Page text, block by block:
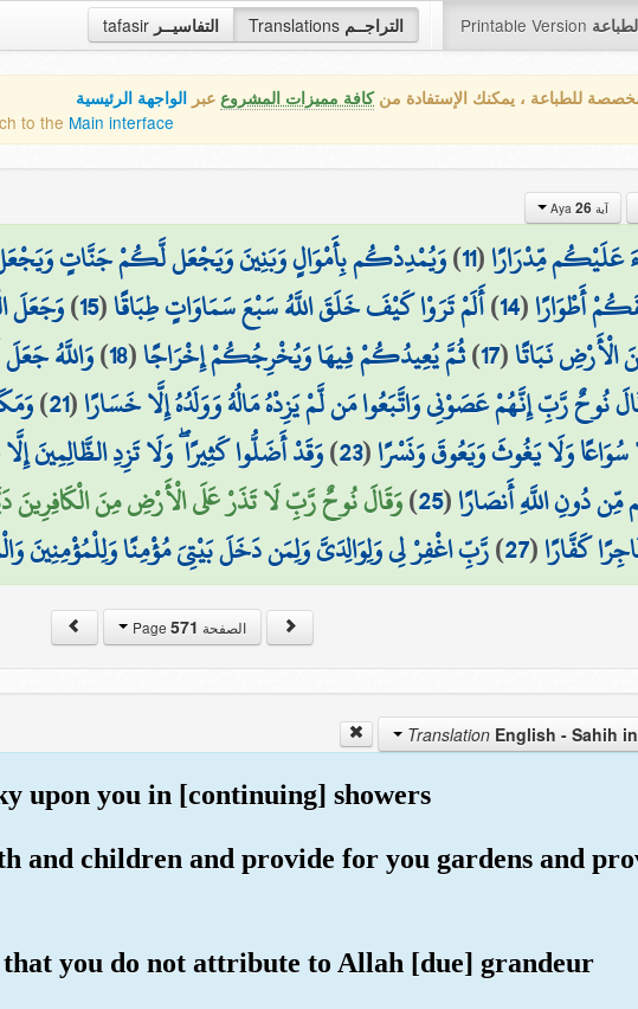
tafasir التفاسيــر Translations التراجــم Printable Version
للطباعة ، يمكنك الإستفادة منكافة مميزات المشروع عبر الواجهة الرئيسية
to the Main interface
آية Aya 26
عَلَيْكُم مِّدْرَارًا(
11
)وَيُمْدِدْكُم بِأَمْوَالٍ وَبَنِينَ وَيَجْعَل لَّكُمْ جَنَّاتٍ
أَطْوَارًا(
14
)أَلَمْ تَرَوْا كَيْفَ خَلَقَ اللَّهُ سَبْعَ سَمَاوَاتٍ طِبَاقًا(
15
)وَجَعَلَ
نَبَاتًا(
17
)ثُمَّ يُعِيدُكُمْ فِيهَا وَيُخْرِجُكُمْ إِخْرَاجًا(
18
)وَاللَّهُ
نُوحٌ رَّبِّ إِنَّهُمْ عَصَوْنِي وَاتَّبَعُوا مَن لَّمْ يَزِدْهُ مَالُهُ وَوَلَدُهُ إِلَّا خَسَارًا(
21
)
وَلَا يَغُوثَ وَيَعُوقَ وَنَسْرًا(
23
)وَقَدْ أَضَلُّوا كَثِيرًا ۖ وَلَا تَزِدِ الظَّالِمِينَ
مِّن دُونِ اللَّهِ أَنصَارًا(
25
)وَقَالَ نُوحٌ رَّبِّ لَا تَذَرْ عَلَى الْأَرْضِ مِنَ الْكَافِرِينَ
كَفَّارًا(
27
)رَّبِّ اغْفِرْ لِي وَلِوَالِدَيَّ وَلِمَن دَخَلَ بَيْتِيَ مُؤْمِنًا وَلِلْمُؤْمِنِينَ
الصفحة Page 571
English - Sahih
upon you in [continuing] showers
and children and provide for you gardens and
you do not attribute to Allah [due] grandeur